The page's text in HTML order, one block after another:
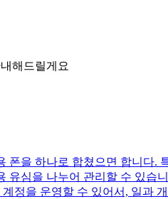
해드릴게요
을 하나로 합쳤으면 합니다.
심을 나누어 관리할 수 있
정을 운영할 수 있어서, 일과